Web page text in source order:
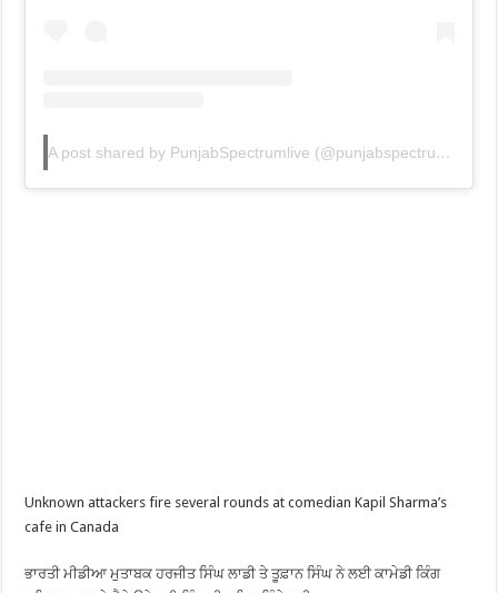
A post shared by PunjabSpectrumlive (@punjabspectrumlive)
Unknown attackers fire several rounds at comedian Kapil Sharma’s
cafe in Canada
ਭਾਰਤੀ ਮੀਡੀਆ ਮੁਤਾਬਕ ਹਰਜੀਤ ਸਿੰਘ ਲਾਡੀ ਤੇ ਤੂਫ਼ਾਨ ਸਿੰਘ ਨੇ ਲਈ ਕਾਮੇਡੀ ਕਿੰਗ